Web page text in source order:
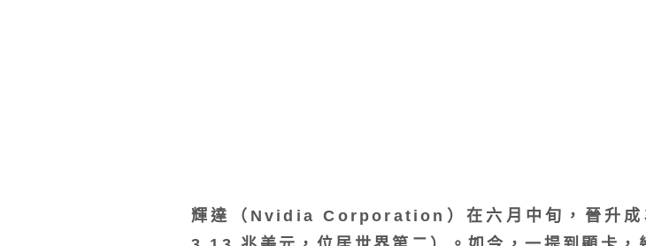
輝達（Nvidia Corporation）在六月中旬，晉升成